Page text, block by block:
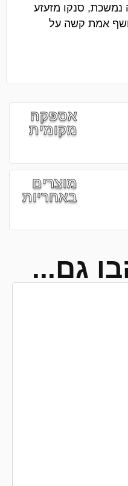
סנקו מזעזע
אמת קשה על
אספקה
מקומית
מוצרים
באחריות
גם...